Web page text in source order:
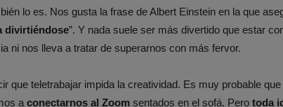
lo es. Nos gusta la frase de Albert Einstein en la que
divirtiéndose”. Y nada suele ser más divertido que estar
ni nos lleva a tratar de superarnos con más fervor.
que teletrabajar impida la creatividad. Es muy probable
a conectarnos al Zoom sentados en el sofá. Pero toda